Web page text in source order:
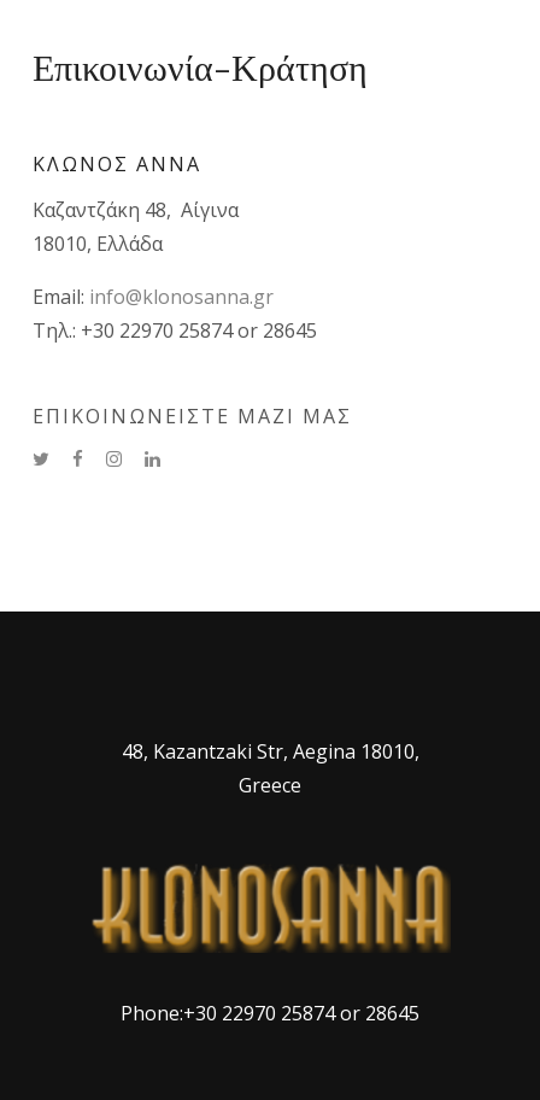
Επικοινωνία-Κράτηση
ΚΛΩΝΟΣ ΑΝΝΑ
Καζαντζάκη 48, Αίγινα
18010, Ελλάδα
Email: info@klonosanna.gr
Τηλ.: +30 22970 25874 or 28645
ΕΠΙΚΟΙΝΩΝΕΙΣΤΕ ΜΑΖΙ ΜΑΣ
48, Kazantzaki Str, Aegina 18010,
Greece
Phone:+30 22970 25874 or 28645